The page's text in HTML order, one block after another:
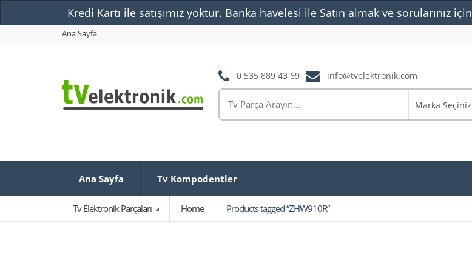
Ana Sayfa
0 535 889 43 69 info@tvelektronik.com
Marka Seçiniz
Ana Sayfa Tv Kompodentler
Tv Elektronik Parçaları Home Products tagged “ZHW910R”
Kredi Kartı ile satışımız yoktur. Banka havelesi ile Satın almak ve sorularınız için